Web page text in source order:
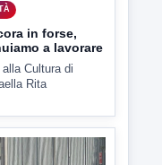
Prefetto: non
Oltre a